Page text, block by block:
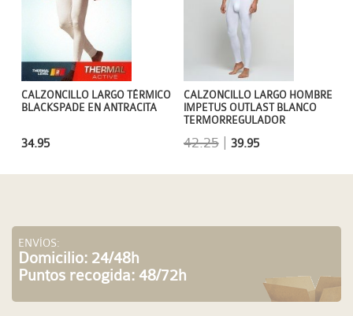
CALZONCILLO LARGO HOMBRE
IMPETUS OUTLAST BLANCO
TERMORREGULADOR
42.25| 39.95
CALZONCILLO LARGO TÉRMICO
BLACKSPADE EN ANTRACITA
34.95
ENVÍOS:
Domicilio: 24/48h
Puntos recogida: 48/72h